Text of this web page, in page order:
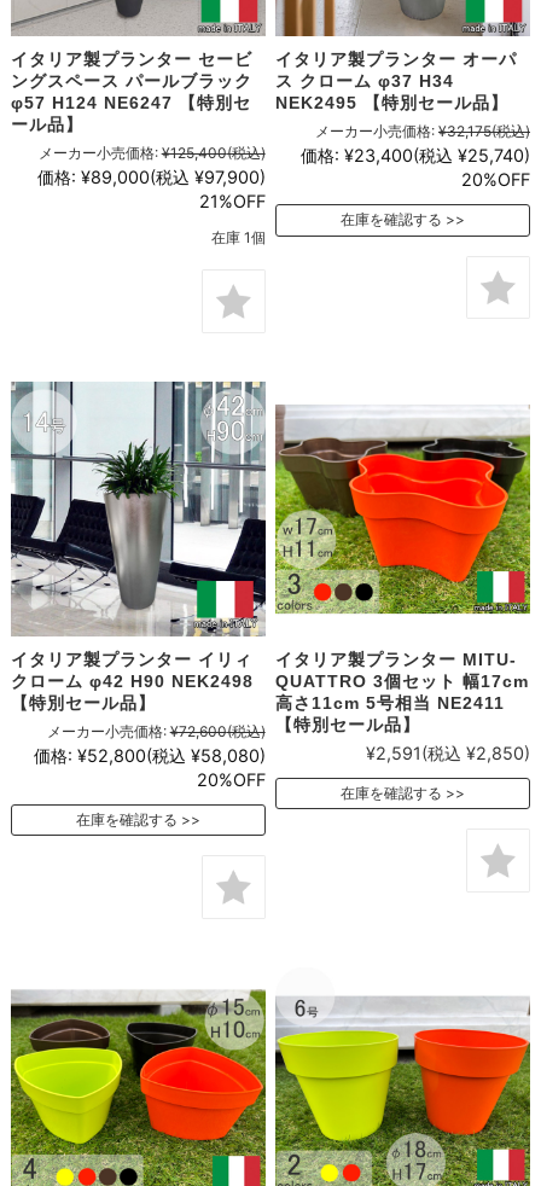
イタリア製プランター セービ
ングスペース パールブラック
φ57 H124 NE6247 【特別セ
ール品】
メーカー小売価格: ¥125,400(税込)
価格: ¥89,000(税込 ¥97,900)
21%OFF
在庫 1個
イタリア製プランター オーパ
ス クローム φ37 H34
NEK2495 【特別セール品】
メーカー小売価格: ¥32,175(税込)
価格: ¥23,400(税込 ¥25,740)
20%OFF
在庫を確認する
イタリア製プランター イリィ
クローム φ42 H90 NEK2498
【特別セール品】
メーカー小売価格: ¥72,600(税込)
価格: ¥52,800(税込 ¥58,080)
20%OFF
在庫を確認する
イタリア製プランター MITU-
QUATTRO 3個セット 幅17cm
高さ11cm 5号相当 NE2411
【特別セール品】
¥2,591(税込 ¥2,850)
在庫を確認する